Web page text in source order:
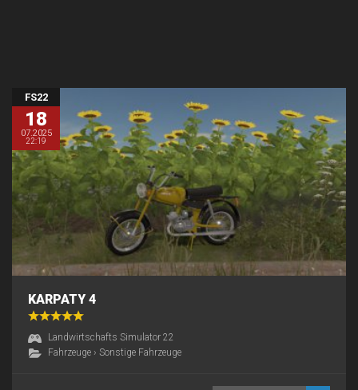
FS22
18
07.2025
22:19
KARPATY 4
Landwirtschafts Simulator 22
Fahrzeuge › Sonstige Fahrzeuge